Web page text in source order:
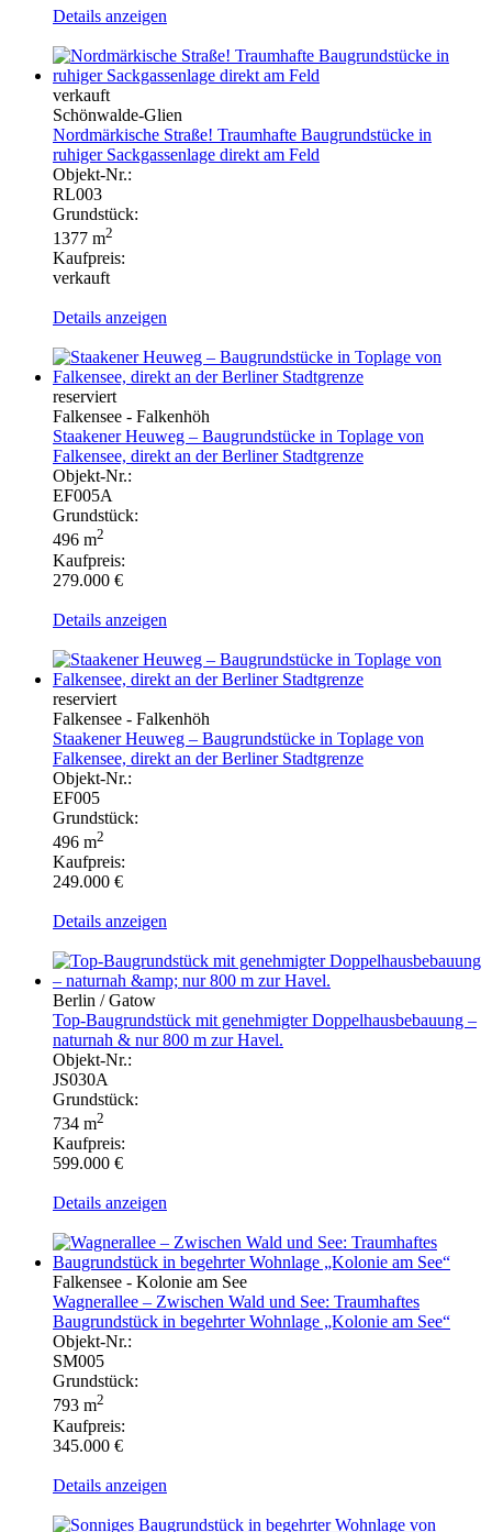
Details anzeigen
verkauft
Schönwalde-Glien
Nordmärkische Straße! Traumhafte Baugrundstücke in
ruhiger Sackgassenlage direkt am Feld
Objekt-Nr.:
RL003
Grundstück:
1377 m2
Kaufpreis:
verkauft
Details anzeigen
reserviert
Falkensee - Falkenhöh
Staakener Heuweg – Baugrundstücke in Toplage von
Falkensee, direkt an der Berliner Stadtgrenze
Objekt-Nr.:
EF005A
Grundstück:
496 m2
Kaufpreis:
279.000 €
Details anzeigen
reserviert
Falkensee - Falkenhöh
Staakener Heuweg – Baugrundstücke in Toplage von
Falkensee, direkt an der Berliner Stadtgrenze
Objekt-Nr.:
EF005
Grundstück:
496 m2
Kaufpreis:
249.000 €
Details anzeigen
Berlin / Gatow
Top-Baugrundstück mit genehmigter Doppelhausbebauung –
naturnah & nur 800 m zur Havel.
Objekt-Nr.:
JS030A
Grundstück:
734 m2
Kaufpreis:
599.000 €
Details anzeigen
Falkensee - Kolonie am See
Wagnerallee – Zwischen Wald und See: Traumhaftes
Baugrundstück in begehrter Wohnlage „Kolonie am See“
Objekt-Nr.:
SM005
Grundstück:
793 m2
Kaufpreis:
345.000 €
Details anzeigen